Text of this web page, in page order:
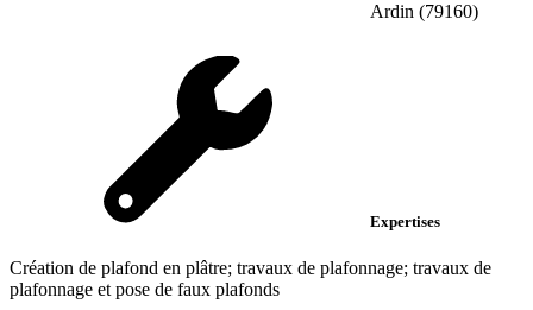
Ardin (79160)
Expertises
Création de plafond en plâtre; travaux de plafonnage; travaux de
plafonnage et pose de faux plafonds